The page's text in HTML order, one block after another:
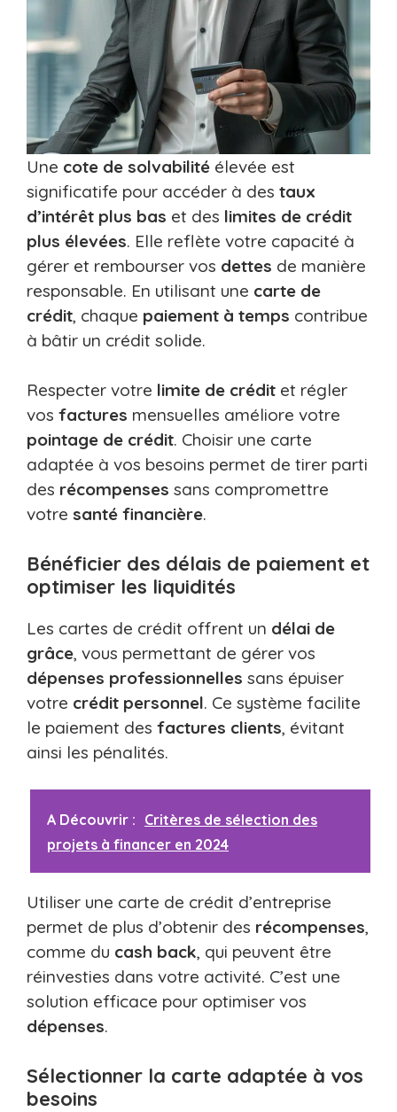
Une cote de solvabilité élevée est
significatife pour accéder à des taux
d’intérêt plus bas et des limites de crédit
plus élevées. Elle reflète votre capacité à
gérer et rembourser vos dettes de manière
responsable. En utilisant une carte de
crédit, chaque paiement à temps contribue
à bâtir un crédit solide.
Respecter votre limite de crédit et régler
vos factures mensuelles améliore votre
pointage de crédit. Choisir une carte
adaptée à vos besoins permet de tirer parti
des récompenses sans compromettre
votre santé financière.
Bénéficier des délais de paiement et
optimiser les liquidités
Les cartes de crédit offrent un délai de
grâce, vous permettant de gérer vos
dépenses professionnelles sans épuiser
votre crédit personnel. Ce système facilite
le paiement des factures clients, évitant
ainsi les pénalités.
A Découvrir : Critères de sélection des
projets à financer en 2024
Utiliser une carte de crédit d’entreprise
permet de plus d’obtenir des récompenses,
comme du cash back, qui peuvent être
réinvesties dans votre activité. C’est une
solution efficace pour optimiser vos
dépenses.
Sélectionner la carte adaptée à vos
besoins